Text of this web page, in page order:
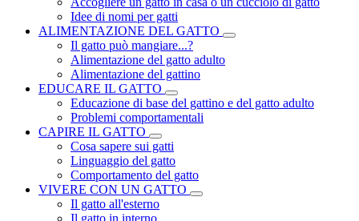
Idee di nomi per gatti
ALIMENTAZIONE DEL GATTO
Il gatto può mangiare...?
Alimentazione del gatto adulto
Alimentazione del gattino
EDUCARE IL GATTO
Educazione di base del gattino e del gatto adulto
Problemi comportamentali
CAPIRE IL GATTO
Cosa sapere sui gatti
Linguaggio del gatto
Comportamento del gatto
VIVERE CON UN GATTO
Il gatto all'esterno
Il gatto in interno